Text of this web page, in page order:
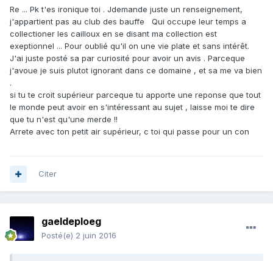
Re ... Pk t'es ironique toi . Jdemande juste un renseignement,
j'appartient pas au club des bauffe Qui occupe leur temps a
collectioner les cailloux en se disant ma collection est
exeptionnel ... Pour oublié qu'il on une vie plate et sans intérêt.
J'ai juste posté sa par curiosité pour avoir un avis . Parceque
j'avoue je suis plutot ignorant dans ce domaine , et sa me va bien
.
si tu te croit supérieur parceque tu apporte une reponse que tout
le monde peut avoir en s'intéressant au sujet , laisse moi te dire
que tu n'est qu'une merde !!
Arrete avec ton petit air supérieur, c toi qui passe pour un con
Citer
gaeldeploeg
Posté(e) 2 juin 2016